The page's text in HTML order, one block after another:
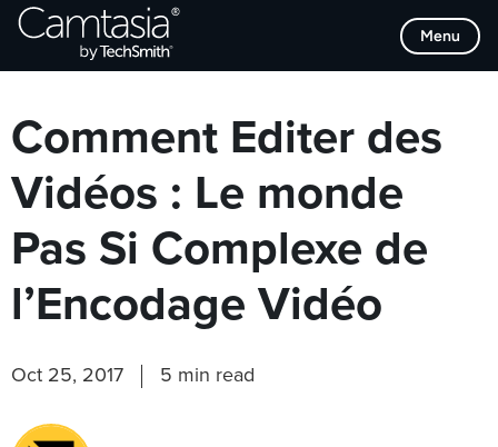
Passer
directement
Menu
Browse Categories
Comment Editer des
Vidéos : Le monde
Pas Si Complexe de
l’Encodage Vidéo
Oct 25, 2017 5 min read